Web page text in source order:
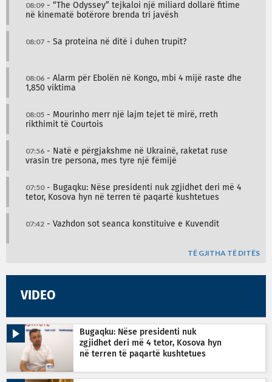
08:09 - “The Odyssey” tejkaloi një miliard dollarë fitime
në kinematë botërore brenda tri javësh
08:07 - Sa proteina në ditë i duhen trupit?
08:06 - Alarm për Ebolën në Kongo, mbi 4 mijë raste dhe
1,850 viktima
08:05 - Mourinho merr një lajm tejet të mirë, rreth
rikthimit të Courtois
07:56 - Natë e përgjakshme në Ukrainë, raketat ruse
vrasin tre persona, mes tyre një fëmijë
07:50- Bugaqku: Nëse presidenti nuk zgjidhet deri më 4
tetor, Kosova hyn në terren të paqartë kushtetues
07:42 - Vazhdon sot seanca konstituive e Kuvendit
TË GJITHA TË DITËS
VIDEO
Bugaqku: Nëse presidenti nuk
zgjidhet deri më 4 tetor, Kosova hyn
në terren të paqartë kushtetues